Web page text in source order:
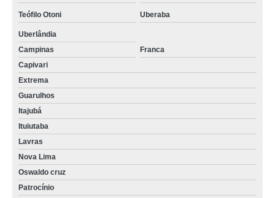
Teófilo Otoni Uberaba
Uberlândia
Campinas
Franca
Capivari
Extrema
Guarulhos
Itajubá
Ituiutaba
Lavras
Nova Lima
Oswaldo cruz
Patrocínio